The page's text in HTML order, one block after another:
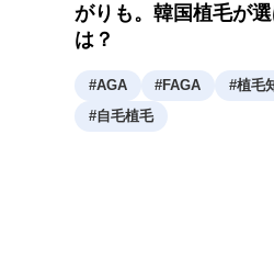
がりも。韓国植毛が
は？
#AGA #FAGA #植毛
#自毛植毛